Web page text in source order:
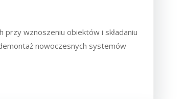
wznoszeniu obiektów i składaniu
nowoczesnych systemów